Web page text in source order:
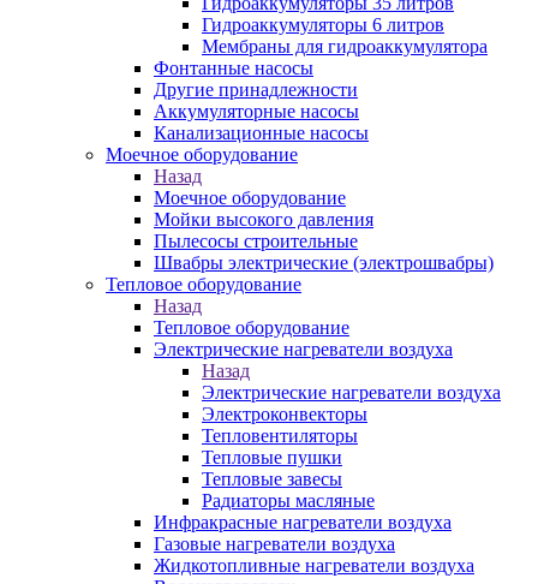
Гидроаккумуляторы 6 литров
Мембраны для гидроаккумулятора
Фонтанные насосы
Другие принадлежности
Аккумуляторные насосы
Канализационные насосы
Моечное оборудование
Назад
Моечное оборудование
Мойки высокого давления
Пылесосы строительные
Швабры электрические (электрошвабры)
Тепловое оборудование
Назад
Тепловое оборудование
Электрические нагреватели воздуха
Назад
Электрические нагреватели воздуха
Электроконвекторы
Тепловентиляторы
Тепловые пушки
Тепловые завесы
Радиаторы масляные
Инфракрасные нагреватели воздуха
Газовые нагреватели воздуха
Жидкотопливные нагреватели воздуха